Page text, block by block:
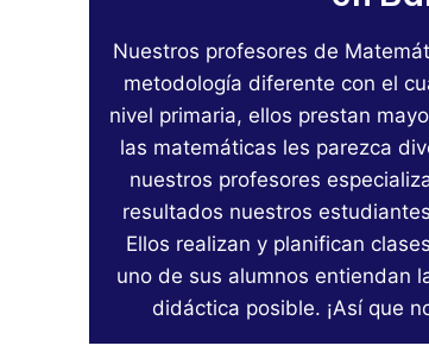
Nuestros profesores de
metodología diferente con el
nivel primaria, ellos prestan
las matemáticas les parezca
nuestros profesores
resultados nuestros
Ellos realizan y planifican
uno de sus alumnos entiendan
didáctica posible. ¡Así que